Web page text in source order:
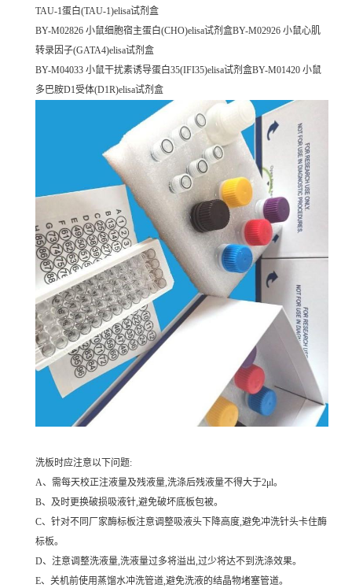
TAU-1蛋白(TAU-1)elisa试剂盒
BY-M02826 小鼠细胞宿主蛋白(CHO)elisa试剂盒BY-M02926 小鼠心肌
转录因子(GATA4)elisa试剂盒
BY-M04033 小鼠干扰素诱导蛋白35(IFI35)elisa试剂盒BY-M01420 小鼠
多巴胺D1受体(D1R)elisa试剂盒
洗板时应注意以下问题:
A、需每天校正注液量及残液量,洗涤后残液量不得大于2μl。
B、及时更换破损吸液针,避免破坏底板包被。
C、针对不同厂家酶标板注意调整吸液头下降高度,避免冲洗针头卡住酶
标板。
D、注意调整洗液量,洗液量过多将溢出,过少将达不到洗涤效果。
E、关机前使用蒸馏水冲洗管道,避免洗液的结晶物堵塞管道。